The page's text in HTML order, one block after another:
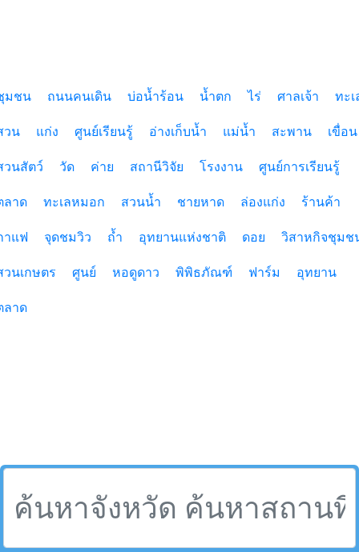
มชน ถนนคนเดิน บ่อน้ำร้อน น้ำตก ไร่ ศาลเจ้า ทะเ
วน แก่ง ศูนย์เรียนรู้ อ่างเก็บน้ำ แม่น้ำ สะพาน เขื่อน
วนสัตว์ วัด ค่าย สถานีวิจัย โรงงาน ศูนย์การเรียนรู้
ลาด ทะเลหมอก สวนน้ำ ชายหาด ล่องแก่ง ร้านค้า
าแฟ จุดชมวิว ถ้ำ อุทยานแห่งชาติ ดอย วิสาหกิจชุมช
วนเกษตร ศูนย์ หอดูดาว พิพิธภัณฑ์ ฟาร์ม อุทยาน
ลาด